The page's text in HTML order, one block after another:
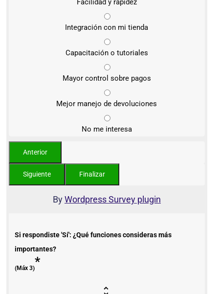
Facilidad y rapidez
Integración con mi tienda
Capacitación o tutoriales
Mayor control sobre pagos
Mejor manejo de devoluciones
No me interesa
ByWordpress Survey plugin
Si respondiste 'Sí': ¿Qué funciones consideras más
importantes?
(Máx 3)*